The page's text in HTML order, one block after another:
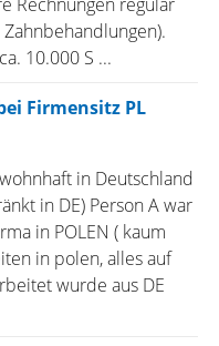
10.000 S ...
Firmensitz PL
in Deutschland
in DE) Person A war
in POLEN ( kaum
in polen, alles auf
wurde aus DE